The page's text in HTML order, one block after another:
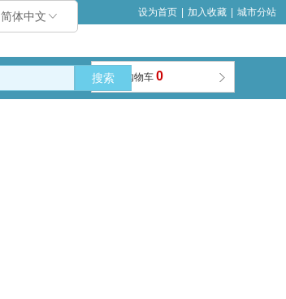
简体中文
搜索 购物车 0
设为首页 加入收藏 城市分站